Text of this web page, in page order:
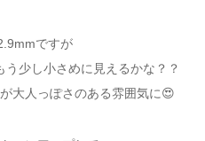
ですが
少し小さめに見えるかな？？
大人っぽさのある雰囲気に😍